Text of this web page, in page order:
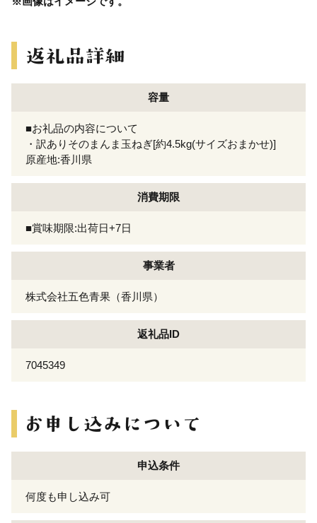
容量
■お礼品の内容について
・訳ありそのまんま玉ねぎ[約4.5kg(サイズおまかせ)]
原産地:香川県
消費期限
■賞味期限:出荷日+7日
事業者
株式会社五色青果（香川県）
返礼品ID
7045349
申込条件
何度も申し込み可